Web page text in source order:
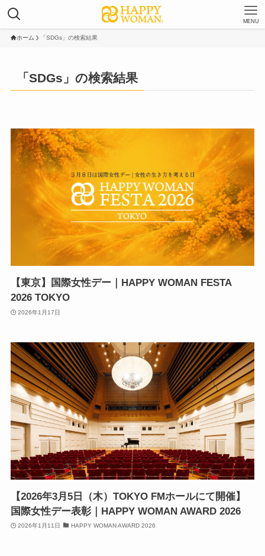
MENU
ホーム 「SDGs」の検索結果
「SDGs」の検索結果
【東京】国際女性デー｜HAPPY WOMAN FESTA
2026 TOKYO
2026年1月17日
【2026年3月5日（木）TOKYO FMホールにて開催】
国際女性デー表彰｜HAPPY WOMAN AWARD 2026
2026年1月11日 HAPPY WOMAN AWARD 2026